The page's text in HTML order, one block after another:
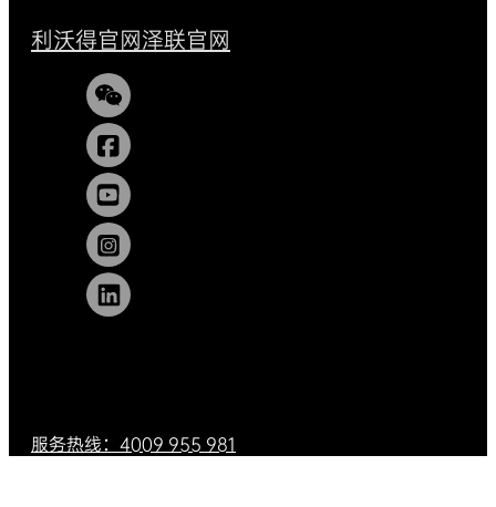
利沃得官网泽联官网
服务热线：4009 955 981